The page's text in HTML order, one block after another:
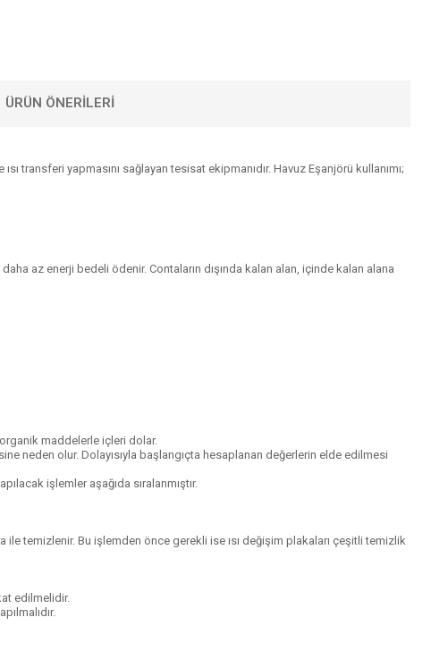
ÜRÜN ÖNERILERI
transferi yapmasını sağlayan tesisat ekipmanıdır. Havuz Eşanjörü kullanımı;
az enerji bedeli ödenir. Contaların dışında kalan alan, içinde kalan alana
organik maddelerle içleri dolar.
neden olur. Dolayısıyla başlangıçta hesaplanan değerlerin elde edilmesi
işlemler aşağıda sıralanmıştır.
ile temizlenir. Bu işlemden önce gerekli ise ısı değişim plakaları çeşitli temizlik
edilmelidir.